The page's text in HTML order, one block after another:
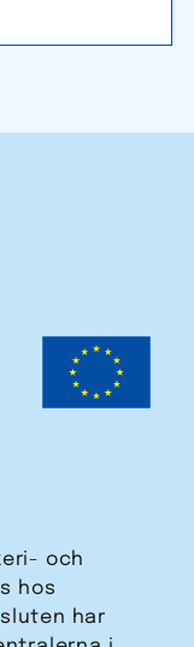
och
hos
har